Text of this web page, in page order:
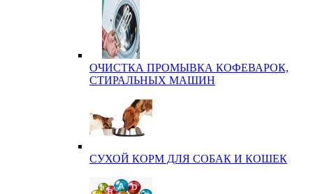
ОЧИСТКА ПРОМЫВКА КОФЕВАРОК,
СТИРАЛЬНЫХ МАШИН
СУХОЙ КОРМ ДЛЯ СОБАК И КОШЕК